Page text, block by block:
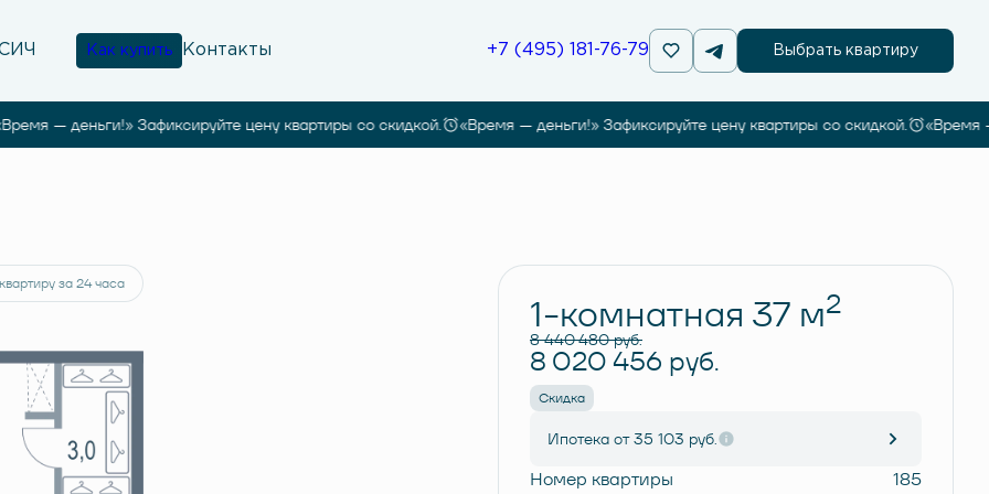
— деньги!» Зафиксируйте цену квартиры со скидкой. «Время — деньги!» Зафиксируйте цену квартиры со скидкой. «Время —
Как купить Контакты +7 (495) 181-76-79 Выбрать квартиру
за 24 часа
1-комнатная 37 м2
8 440 480 руб.
8 020 456 руб.
Скидка
Ипотека от 35 103 руб.
Номер квартиры 185